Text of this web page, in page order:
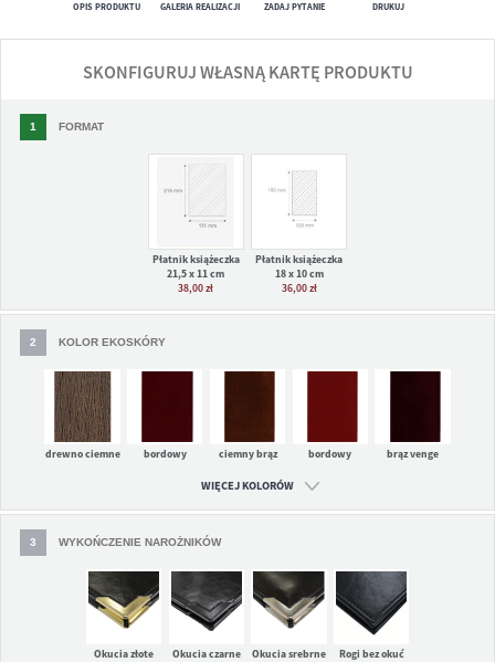
OPIS PRODUKTU GALERIA REALIZACJI ZADAJ PYTANIE DRUKUJ
SKONFIGURUJ WŁASNĄ KARTĘ PRODUKTU
1 FORMAT
Płatnik książeczka
21,5 x 11 cm
38,00 zł
Płatnik książeczka
18 x 10 cm
36,00 zł
2 KOLOR EKOSKÓRY
drewno ciemne
bordowy
ciemny brąz
bordowy
brąz venge
cielisty JB0477
czerwony CZ
0022
zielony Z8106
granatowy
G8022
miedziany
BM6782
WIĘCEJ KOLORÓW
3 WYKOŃCZENIE NAROŻNIKÓW
Okucia złote
Okucia czarne
Okucia srebrne
Rogi bez okuć